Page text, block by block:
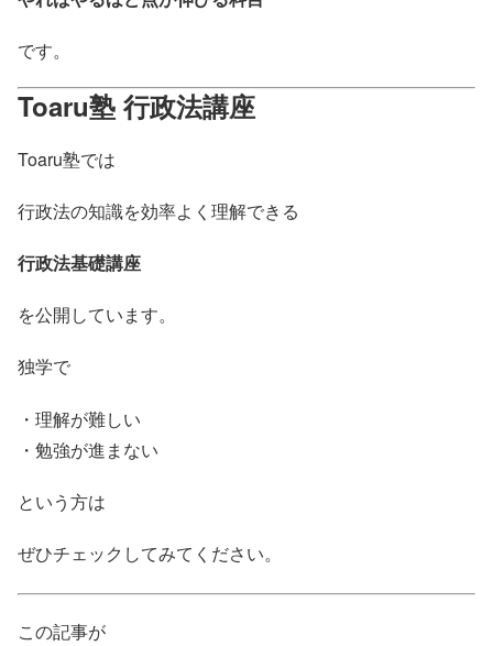
です。
Toaru塾 行政法講座
Toaru塾では
行政法の知識を効率よく理解できる
行政法基礎講座
を公開しています。
独学で
・理解が難しい
・勉強が進まない
という方は
ぜひチェックしてみてください。
この記事が